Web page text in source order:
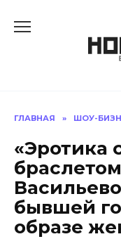
ГЛАВНАЯ » ШОУ-
«Эротика
бывшей
образе